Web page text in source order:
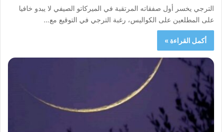
الترجي يخسر أول صفقاته المرتقبة في الميركاتو الصيفي لا يبدو خافيا
على المطلعين على الكواليس، رغبة الترجي في التوقيع مع…
أكمل القراءة »